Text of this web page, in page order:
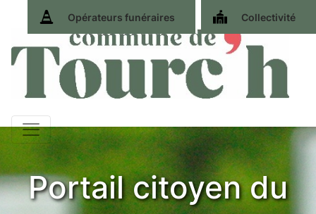
Opérateurs funéraires Collectivité
Portail citoyen du